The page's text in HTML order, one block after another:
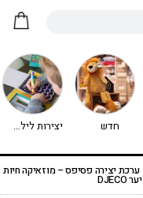
חדש יצירות לילדים - יצירה לילדים
ערכת יצירה פסיפס – מוזאיקה חיות
יער DJECO